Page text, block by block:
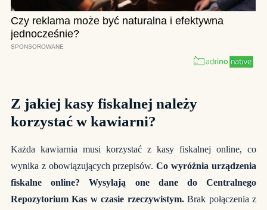
Z jakiej kasy fiskalnej należy
korzystać w kawiarni?
Każda kawiarnia musi korzystać z kasy fiskalnej online, co
wynika z obowiązujących przepisów.Co wyróżnia urządzenia
fiskalne online? Wysyłają one dane do Centralnego
Repozytorium Kas w czasie rzeczywistym.Brak połączenia z